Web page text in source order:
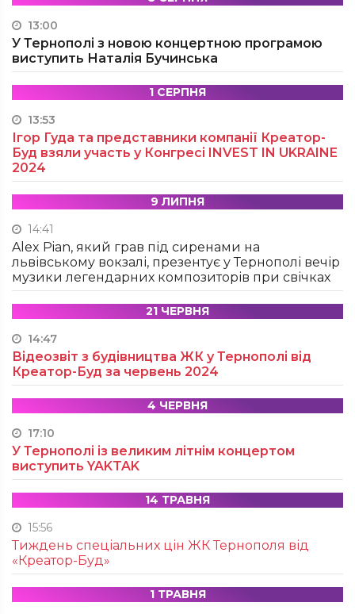
13:00
У Тернополі з новою концертною програмою
виступить Наталія Бучинська
1 СЕРПНЯ
13:53
Ігор Гуда та представники компанії Креатор-
Буд взяли участь у Конгресі INVEST IN UKRAINE
2024
9 ЛИПНЯ
14:41
Alex Pian, який грав під сиренами на
львівському вокзалі, презентує у Тернополі вечір
музики легендарних композиторів при свічках
21 ЧЕРВНЯ
14:47
Відеозвіт з будівництва ЖК у Тернополі від
Креатор-Буд за червень 2024
4 ЧЕРВНЯ
17:10
У Тернополі із великим літнім концертом
виступить YAKTAK
14 ТРАВНЯ
15:56
Тиждень спеціальних цін ЖК Тернополя від
«Креатор-Буд»
1 ТРАВНЯ